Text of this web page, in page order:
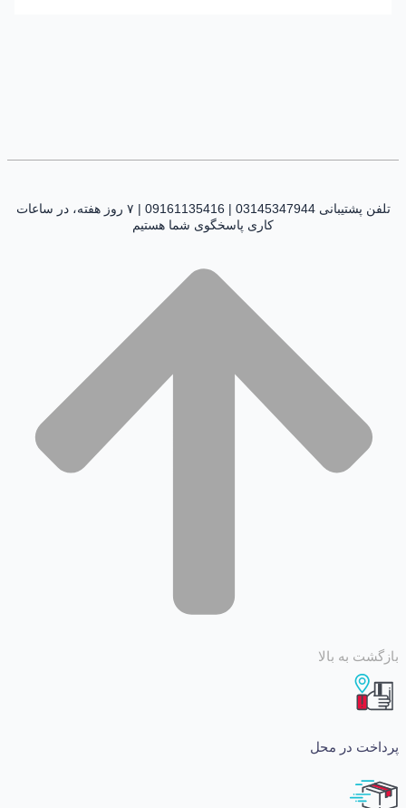
تلفن پشتیبانی 03145347944 | 09161135416 | ۷ روز هفته، در ساعات
کاری پاسخگوی شما هستیم
به بالا
در محل